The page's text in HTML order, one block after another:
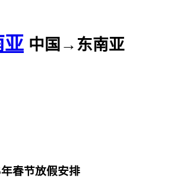
中国→东南亚
春节放假安排